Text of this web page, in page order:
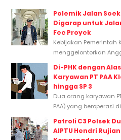
Polemik Jalan
Digarap untuk
Fee Proyek
Kebijakan Pemerintah
menggelontorkan
Di-PHK dengan
Karyawan PT PAA
hingga SP 3
Dua orang karyawan
PAA) yang beroperasi
Patroli C3 Polsek
AIPTU Hendri